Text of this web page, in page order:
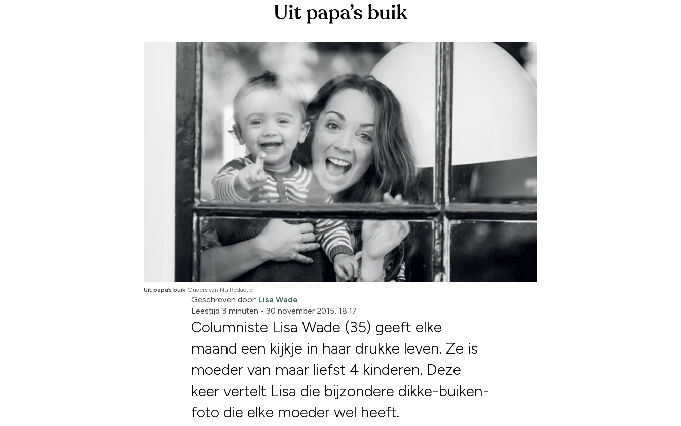
Uit papa’s buik
Uit papa’s buik Ouders van Nu Redactie
Geschreven door: Lisa Wade
Leestijd 3 minuten • 30 november 2015, 18:17
Columniste Lisa Wade (35) geeft elke
maand een kijkje in haar drukke leven. Ze is
moeder van maar liefst 4 kinderen. Deze
keer vertelt Lisa die bijzondere dikke-buiken-
foto die elke moeder wel heeft.